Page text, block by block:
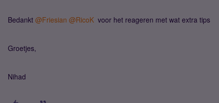
Bedankt @Friesian @RicoK voor het reageren met wat extra tips
Groetjes,
Nihad